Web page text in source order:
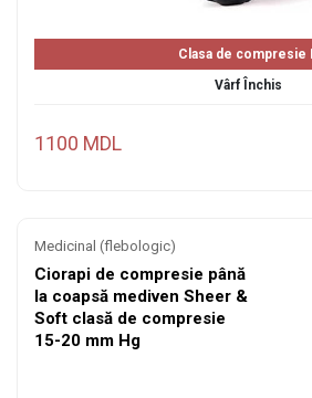
Clasa de compresie II
Vârf Închis
1100 MDL
Medicinal (flebologic)
Ciorapi de compresie până
la coapsă mediven Sheer &
Soft clasă de compresie
15-20 mm Hg